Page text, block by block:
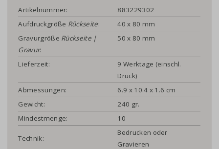
Artikelnummer:
883229302
Aufdruckgröße Rückseite:
40 x 80 mm
Gravurgröße Rückseite |
Gravur:
50 x 80 mm
Lieferzeit:
9 Werktage (einschl.
Druck)
Abmessungen:
6.9 x 10.4 x 1.6 cm
Gewicht:
240 gr.
Mindestmenge:
10
Technik:
Bedrucken oder
Gravieren